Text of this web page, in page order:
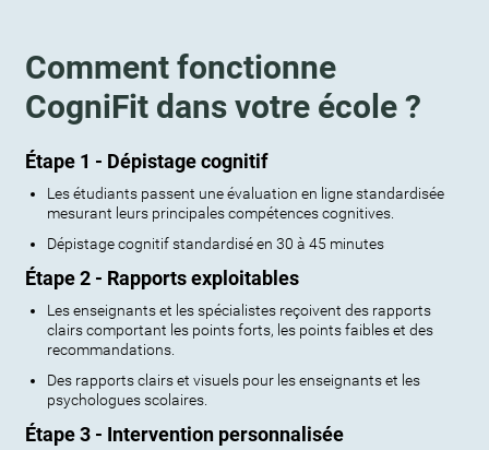
Comment fonctionne
CogniFit dans votre école ?
Étape 1 - Dépistage cognitif
Les étudiants passent une évaluation en ligne standardisée
mesurant leurs principales compétences cognitives.
Dépistage cognitif standardisé en 30 à 45 minutes
Étape 2 - Rapports exploitables
Les enseignants et les spécialistes reçoivent des rapports
clairs comportant les points forts, les points faibles et des
recommandations.
Des rapports clairs et visuels pour les enseignants et les
psychologues scolaires.
Étape 3 - Intervention personnalisée